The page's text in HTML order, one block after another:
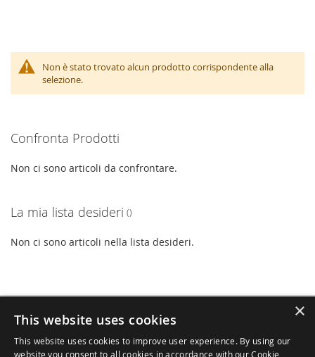
Non è stato trovato alcun prodotto corrispondente alla
selezione.
Confronta Prodotti
Non ci sono articoli da confrontare.
La mia lista desideri
Non ci sono articoli nella lista desideri.
Iscriviti
nostra
Autorizzo il trattamento dei miei dati.
Informativa Completa Privacy
×
This website uses cookies
This website uses cookies to improve user experience. By using our
website you consent to all cookies in accordance with our Cookie